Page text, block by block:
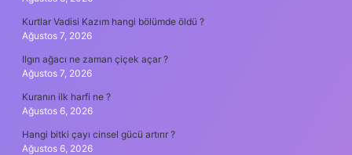
Kurtlar Vadisi Kazım hangi bölümde öldü ?
Ağustos 7, 2026
Ilgın ağacı ne zaman çiçek açar ?
Ağustos 7, 2026
Kuranın ilk harfi ne ?
Ağustos 6, 2026
Hangi bitki çayı cinsel gücü artırır ?
Ağustos 6, 2026